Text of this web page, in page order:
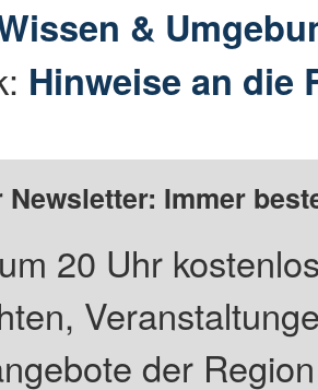
&
Hinweise an die
Newsletter: Immer
20 Uhr
der